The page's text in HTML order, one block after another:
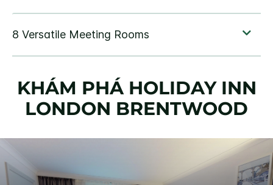
KHÁM PHÁ HOLIDAY INN
LONDON BRENTWOOD